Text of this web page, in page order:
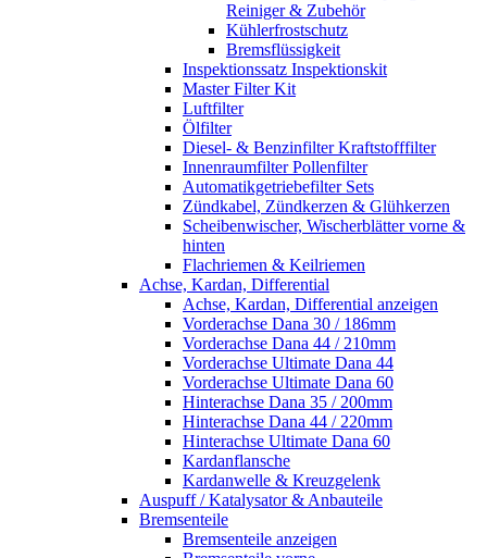
Reiniger & Zubehör
Kühlerfrostschutz
Bremsflüssigkeit
Inspektionssatz Inspektionskit
Master Filter Kit
Luftfilter
Ölfilter
Diesel- & Benzinfilter Kraftstofffilter
Innenraumfilter Pollenfilter
Automatikgetriebefilter Sets
Zündkabel, Zündkerzen & Glühkerzen
Scheibenwischer, Wischerblätter vorne &
hinten
Flachriemen & Keilriemen
Achse, Kardan, Differential
Achse, Kardan, Differential anzeigen
Vorderachse Dana 30 / 186mm
Vorderachse Dana 44 / 210mm
Vorderachse Ultimate Dana 44
Vorderachse Ultimate Dana 60
Hinterachse Dana 35 / 200mm
Hinterachse Dana 44 / 220mm
Hinterachse Ultimate Dana 60
Kardanflansche
Kardanwelle & Kreuzgelenk
Auspuff / Katalysator & Anbauteile
Bremsenteile
Bremsenteile anzeigen